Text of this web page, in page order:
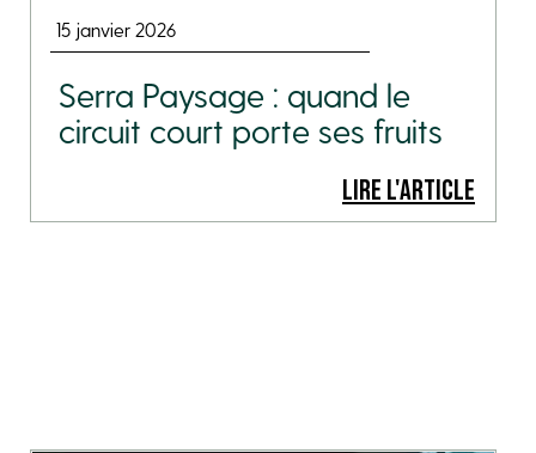
15 janvier 2026
Serra Paysage : quand le
circuit court porte ses fruits
LIRE L'ARTICLE